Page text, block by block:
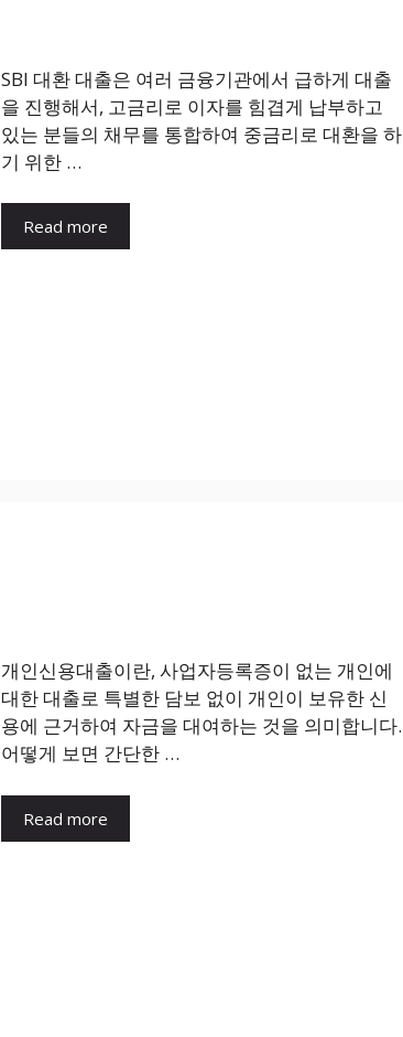
SBI 대환 대출은 여러 금융기관에서 급하게 대출
을 진행해서, 고금리로 이자를 힘겹게 납부하고
있는 분들의 채무를 통합하여 중금리로 대환을 하
기 위한 …
Read more
개인신용대출이란, 사업자등록증이 없는 개인에
대한 대출로 특별한 담보 없이 개인이 보유한 신
용에 근거하여 자금을 대여하는 것을 의미합니다.
어떻게 보면 간단한 …
Read more